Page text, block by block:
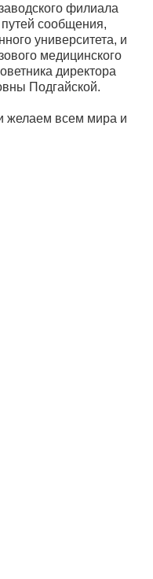
филиала
путей сообщения,
университета, и
медицинского
директора
Подгайской.
желаем всем мира и